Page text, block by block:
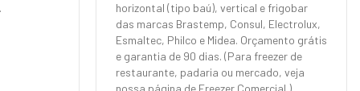
horizontal (tipo baú), vertical e frigobar
das marcas Brastemp, Consul, Electrolux,
Esmaltec, Philco e Midea. Orçamento grátis
e garantia de 90 dias. (Para freezer de
restaurante, padaria ou mercado, veja
nossa página de Freezer Comercial.)